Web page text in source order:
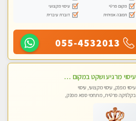
מקום פרטי
עיסוי מקצועי
תמונה אמיתית
דוברת עיברית
055-4532013
עיסוי מרגיע ושקט במקום מדהים עיסוי מושקע מאוד
עיסוי מפנק, עיסוי מקצועי, עיסוי
בקלניקה פרטית, מתחמי ספא מפנק,